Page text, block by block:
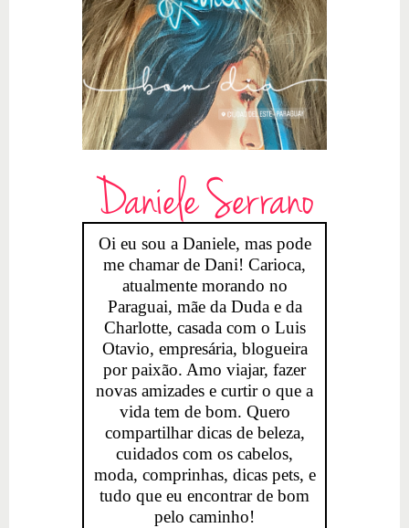
Daniele Serrano
Oi eu sou a Daniele, mas pode
me chamar de Dani! Carioca,
atualmente morando no
Paraguai, mãe da Duda e da
Charlotte, casada com o Luis
Otavio, empresária, blogueira
por paixão. Amo viajar, fazer
novas amizades e curtir o que a
vida tem de bom. Quero
compartilhar dicas de beleza,
cuidados com os cabelos,
moda, comprinhas, dicas pets, e
tudo que eu encontrar de bom
pelo caminho!